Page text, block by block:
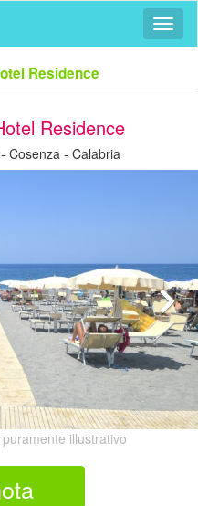
Residence
Residence
Cosenza - Calabria
illustrativo